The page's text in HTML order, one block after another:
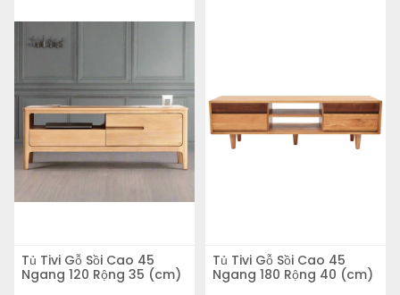
Tủ Tivi Gỗ Sồi Cao 45
Ngang 120 Rộng 35 (cm)
Tủ Tivi Gỗ Sồi Cao 45
Ngang 180 Rộng 40 (cm)